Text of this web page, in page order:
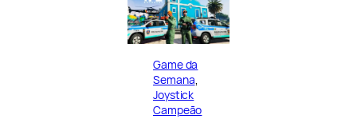
Game da
Semana
Joystick
Campeão